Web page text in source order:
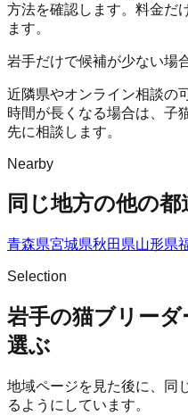
方法を確認します。料金だ
ます。
岩手だけで候補が少ない場
近隣県やオンライン相談の
時間が長くなる場合は、子
先に相談します。
Nearby
同じ地方の他の都
青森県宮城県秋田県山形県
Selection
岩手の猫ブリー
選ぶ
地域ページを見た後に、同
るようにしています。